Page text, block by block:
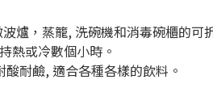
爐，蒸籠, 洗碗機和消毒碗櫃的可
熱或冷數個小時。
耐鹼, 適合各種各樣的飲料。